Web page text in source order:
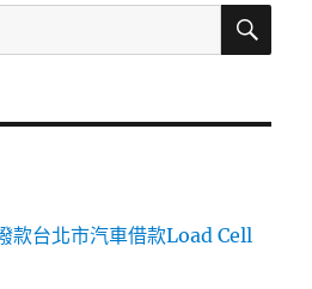
搜
款台北市汽車借款Load Cell